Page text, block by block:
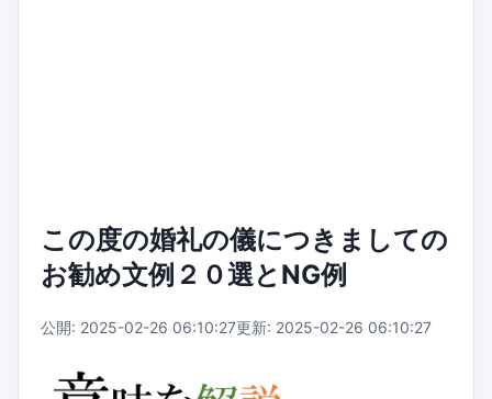
この度の婚礼の儀につきましての
お勧め文例２０選とNG例
公開: 2025-02-26 06:10:27更新: 2025-02-26 06:10:27